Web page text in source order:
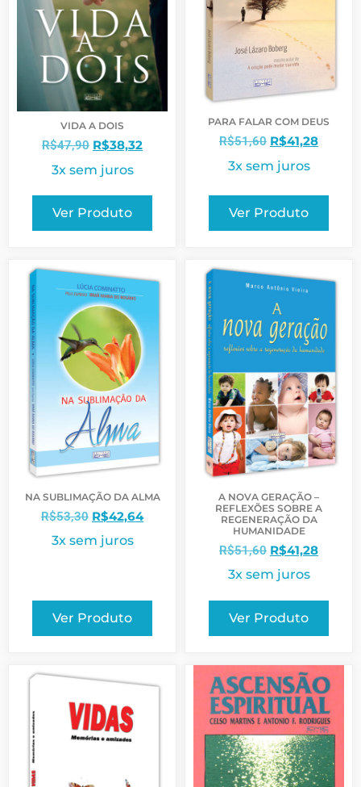
VIDA A DOIS
R$47,90 R$38,32
3x sem juros
Ver Produto
PARA FALAR COM DEUS
R$51,60 R$41,28
3x sem juros
Ver Produto
NA SUBLIMAÇÃO DA ALMA
R$53,30 R$42,64
3x sem juros
Ver Produto
A NOVA GERAÇÃO –
REFLEXÕES SOBRE A
REGENERAÇÃO DA
HUMANIDADE
R$51,60 R$41,28
3x sem juros
Ver Produto